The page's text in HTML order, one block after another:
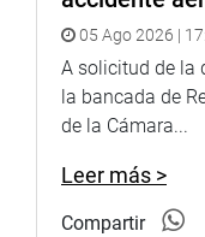
05 Ago 2026 |
A solicitud de la
la bancada de
de la Cámara...
Leer más >
Compartir